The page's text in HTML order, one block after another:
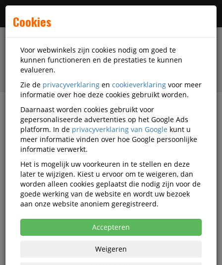
Alle categorieën
Lamineerhoesjes Video's
Alle video's
Cookies
Voor webwinkels zijn cookies nodig om goed te
kunnen functioneren en de prestaties te kunnen
evalueren.
Zie de privacyverklaring en cookieverklaring voor meer
informatie over hoe deze cookies gebruikt worden.
Daarnaast worden cookies gebruikt voor
gepersonaliseerde advertenties op het Google Ads
platform. In de privacyverklaring van Google kunt u
meer informatie vinden over hoe Google persoonlijke
informatie verwerkt.
Het is mogelijk uw voorkeuren in te stellen en deze
later te wijzigen. Kiest u ervoor om te weigeren, dan
worden alleen cookies geplaatst die nodig zijn voor de
goede werking van de website en wordt uw bezoek
aan onze website anoniem geregistreerd.
Accepteren
Weigeren